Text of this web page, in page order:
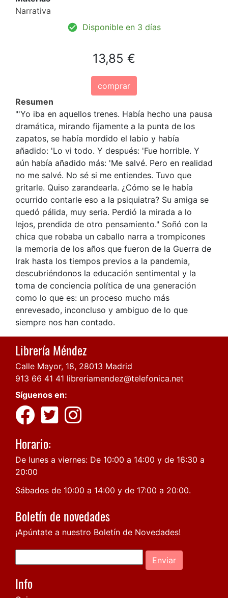
Narrativa
Disponible en 3 días
13,85 €
comprar
Resumen
"'Yo iba en aquellos trenes. Había hecho una pausa
dramática, mirando fijamente a la punta de los
zapatos, se había mordido el labio y había
añadido: 'Lo vi todo. Y después: 'Fue horrible. Y
aún había añadido más: 'Me salvé. Pero en realidad
no me salvé. No sé si me entiendes. Tuvo que
gritarle. Quiso zarandearla. ¿Cómo se le había
ocurrido contarle eso a la psiquiatra? Su amiga se
quedó pálida, muy seria. Perdió la mirada a lo
lejos, prendida de otro pensamiento." Soñó con la
chica que robaba un caballo narra a trompicones
la memoria de los años que fueron de la Guerra de
Irak hasta los tiempos previos a la pandemia,
descubriéndonos la educación sentimental y la
toma de conciencia política de una generación
como lo que es: un proceso mucho más
enrevesado, inconcluso y ambiguo de lo que
siempre nos han contado.
Librería Méndez
Calle Mayor, 18, 28013 Madrid
913 66 41 41 libreriamendez@telefonica.net
Síguenos en:
Horario:
De lunes a viernes: De 10:00 a 14:00 y de 16:30 a
20:00
Sábados de 10:00 a 14:00 y de 17:00 a 20:00.
Boletín de novedades
¡Apúntate a nuestro Boletín de Novedades!
Enviar
Info